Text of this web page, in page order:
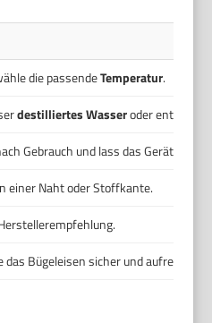
die passendeTemperatur.
destilliertes Wasseroder
Gebrauch und lass das Gerät
einer Naht oder Stoffkante.
Bügeleisen sicher und aufrecht.